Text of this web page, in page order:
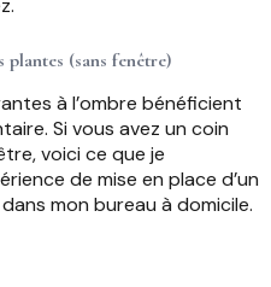
(sans fenêtre)
à l’ombre bénéficient
Si vous avez un coin
voici ce que je
de mise en place d’un
mon bureau à domicile.